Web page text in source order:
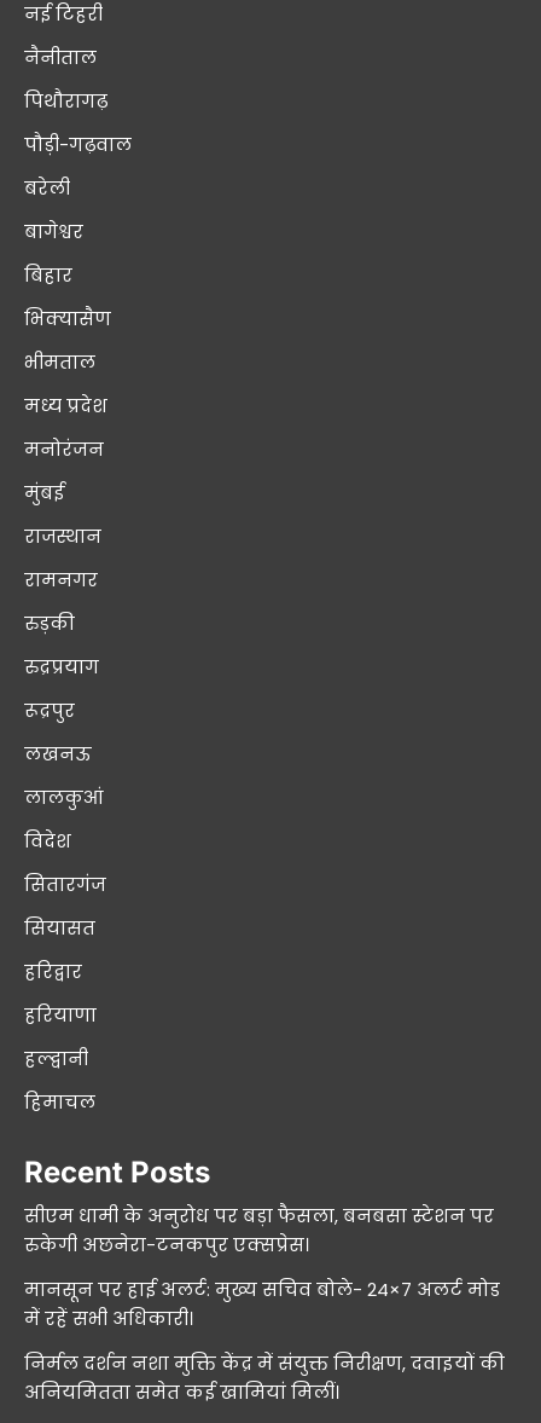
नई टिहरी
नैनीताल
पिथौरागढ़
पौड़ी-गढ़वाल
बरेली
बागेश्वर
बिहार
भिक्यासैण
भीमताल
मध्य प्रदेश
मनोरंजन
मुंबई
राजस्थान
रामनगर
रुड़की
रुद्रप्रयाग
रूद्रपुर
लखनऊ
लालकुआं
विदेश
सितारगंज
सियासत
हरिद्वार
हरियाणा
हल्द्वानी
हिमाचल
Recent Posts
सीएम धामी के अनुरोध पर बड़ा फैसला, बनबसा स्टेशन पर
रुकेगी अछनेरा-टनकपुर एक्सप्रेस।
मानसून पर हाई अलर्ट: मुख्य सचिव बोले- 24×7 अलर्ट मोड
में रहें सभी अधिकारी।
निर्मल दर्शन नशा मुक्ति केंद्र में संयुक्त निरीक्षण, दवाइयों की
अनियमितता समेत कई खामियां मिलीं।